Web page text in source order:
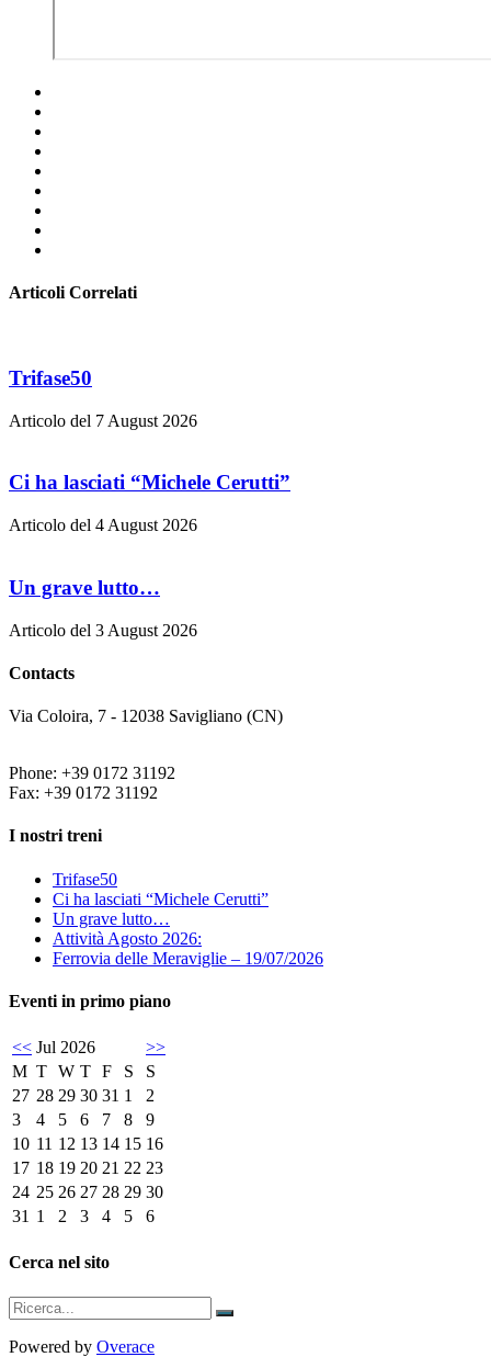
Articoli Correlati
Trifase50
Articolo del 7 August 2026
Ci ha lasciati “Michele Cerutti”
Articolo del 4 August 2026
Un grave lutto…
Articolo del 3 August 2026
Contacts
Via Coloira, 7 - 12038 Savigliano (CN)
Phone: +39 0172 31192
Fax: +39 0172 31192
I nostri treni
Trifase50
Ci ha lasciati “Michele Cerutti”
Un grave lutto…
Attività Agosto 2026:
Ferrovia delle Meraviglie – 19/07/2026
Eventi in primo piano
<< Jul 2026
>>
M T W T F S
S
27 28 29 30 31 1
2
3
4 5 6 7 8
9
10 11 12 13 14 15 16
17 18 19 20 21 22 23
24 25 26 27 28 29 30
31 1 2 3 4 5 6
Cerca nel sito
Powered by Overace